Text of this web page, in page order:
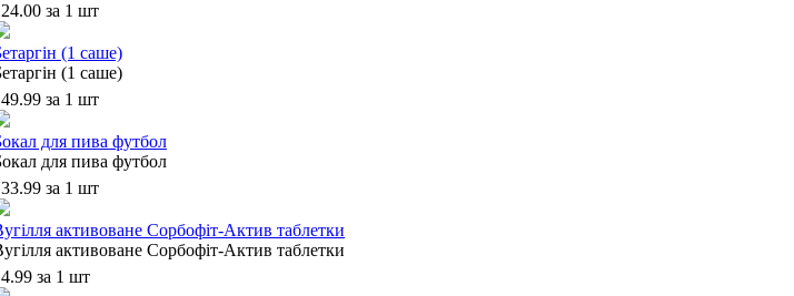
24.00 за 1 шт
(1 саше)
(1 саше)
49.99 за 1 шт
для пива футбол
для пива футбол
33.99 за 1 шт
активоване Сорбофіт-Актив таблетки
активоване Сорбофіт-Актив таблетки
4.99 за 1 шт